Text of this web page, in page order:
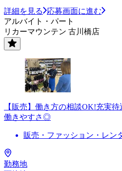
詳細を見る
応募画面に進む
アルバイト・パート
リカーマウンテン 古川橋店
【販売】働き方の相談OK!充実
働きやすさ◎
販売・ファッション・レン
勤務地